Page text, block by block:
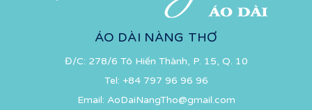
ÁO DÀI NÀNG THƠ
Đ/C: 278/6 Tô Hiến Thành, P. 15, Q. 10
Tel: +84 797 96 96 96
Email: AoDaiNangTho@gmail.com